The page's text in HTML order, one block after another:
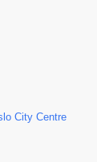
City Centre